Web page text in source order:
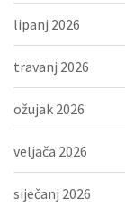
lipanj 2026
travanj 2026
ožujak 2026
veljača 2026
siječanj 2026